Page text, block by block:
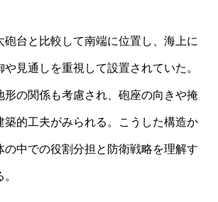
砲台と比較して南端に位置し、海上に
見通しを重視して設置されていた。
形の関係も考慮され、砲座の向きや掩
築的工夫がみられる。こうした構造か
の中での役割分担と防衛戦略を理解す